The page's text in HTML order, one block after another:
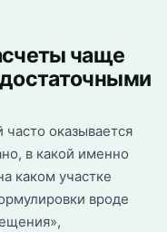
чаще
оказывается
в какой именно
каком участке
вроде